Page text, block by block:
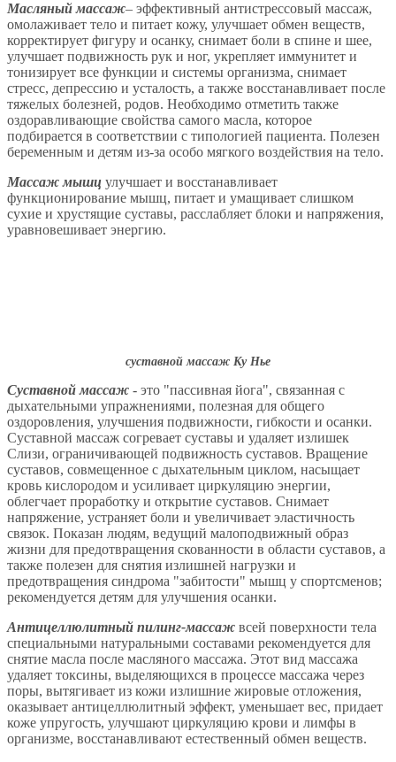
Масляный массаж– эффективный антистрессовый массаж,
омолаживает тело и питает кожу, улучшает обмен веществ,
корректирует фигуру и осанку, снимает боли в спине и шее,
улучшает подвижность рук и ног, укрепляет иммунитет и
тонизирует все функции и системы организма, снимает
стресс, депрессию и усталость, а также восстанавливает после
тяжелых болезней, родов. Необходимо отметить также
оздоравливающие свойства самого масла, которое
подбирается в соответствии с типологией пациента. Полезен
беременным и детям из-за особо мягкого воздействия на тело.
Массаж мышц улучшает и восстанавливает
функционирование мышц, питает и умащивает слишком
сухие и хрустящие суставы, расслабляет блоки и напряжения,
уравновешивает энергию.
суставной массаж Ку Нье
Суставной массаж - это "пассивная йога", связанная с
дыхательными упражнениями, полезная для общего
оздоровления, улучшения подвижности, гибкости и осанки.
Суставной массаж согревает суставы и удаляет излишек
Слизи, ограничивающей подвижность суставов. Вращение
суставов, совмещенное с дыхательным циклом, насыщает
кровь кислородом и усиливает циркуляцию энергии,
облегчает проработку и открытие суставов. Снимает
напряжение, устраняет боли и увеличивает эластичность
связок. Показан людям, ведущий малоподвижный образ
жизни для предотвращения скованности в области суставов, а
также полезен для снятия излишней нагрузки и
предотвращения синдрома "забитости" мышц у спортсменов;
рекомендуется детям для улучшения осанки.
Антицеллюлитный пилинг-массаж всей поверхности тела
специальными натуральными составами рекомендуется для
снятие масла после масляного массажа. Этот вид массажа
удаляет токсины, выделяющихся в процессе массажа через
поры, вытягивает из кожи излишние жировые отложения,
оказывает антицеллюлитный эффект, уменьшает вес, придает
коже упругость, улучшают циркуляцию крови и лимфы в
организме, восстанавливают естественный обмен веществ.